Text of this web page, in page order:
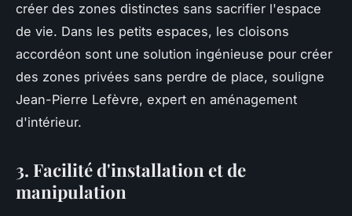
créer des zones distinctes sans sacrifier l'espace
de vie. Dans les petits espaces, les cloisons
accordéon sont une solution ingénieuse pour créer
des zones privées sans perdre de place, souligne
Jean-Pierre Lefèvre, expert en aménagement
d'intérieur.
3. Facilité d'installation et de
manipulation